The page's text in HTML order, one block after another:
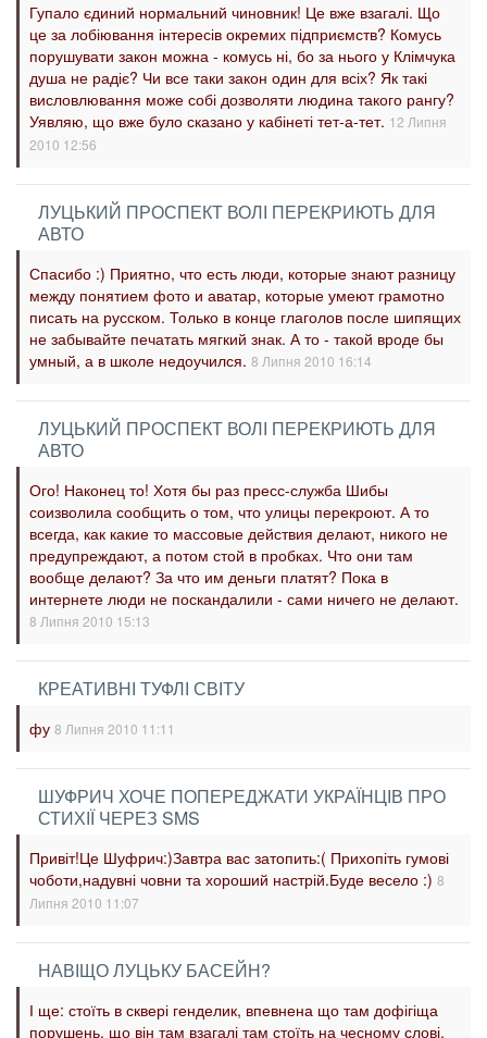
Гупало єдиний нормальний чиновник! Це вже взагалі. Що
це за лобіювання інтересів окремих підприємств? Комусь
порушувати закон можна - комусь ні, бо за нього у Клімчука
душа не радіє? Чи все таки закон один для всіх? Як такі
висловлювання може собі дозволяти людина такого рангу?
Уявляю, що вже було сказано у кабінеті тет-а-тет. 12 Липня
2010 12:56
ЛУЦЬКИЙ ПРОСПЕКТ ВОЛІ ПЕРЕКРИЮТЬ ДЛЯ
АВТО
Спасибо :) Приятно, что есть люди, которые знают разницу
между понятием фото и аватар, которые умеют грамотно
писать на русском. Только в конце глаголов после шипящих
не забывайте печатать мягкий знак. А то - такой вроде бы
умный, а в школе недоучился. 8 Липня 2010 16:14
ЛУЦЬКИЙ ПРОСПЕКТ ВОЛІ ПЕРЕКРИЮТЬ ДЛЯ
АВТО
Ого! Наконец то! Хотя бы раз пресс-служба Шибы
соизволила сообщить о том, что улицы перекроют. А то
всегда, как какие то массовые действия делают, никого не
предупреждают, а потом стой в пробках. Что они там
вообще делают? За что им деньги платят? Пока в
интернете люди не поскандалили - сами ничего не делают.
8 Липня 2010 15:13
КРЕАТИВНІ ТУФЛІ СВІТУ
фу 8 Липня 2010 11:11
ШУФРИЧ ХОЧЕ ПОПЕРЕДЖАТИ УКРАЇНЦІВ ПРО
СТИХІЇ ЧЕРЕЗ SMS
Привіт!Це Шуфрич:)Завтра вас затопить:( Прихопіть гумові
чоботи,надувні човни та хороший настрій.Буде весело :) 8
Липня 2010 11:07
НАВІЩО ЛУЦЬКУ БАСЕЙН?
І ще: стоїть в сквері генделик, впевнена що там дофігіща
порушень, що він там взагалі там стоїть на чесному слові.